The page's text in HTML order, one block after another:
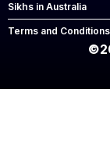
Sikhs in Australia
Terms and Conditions